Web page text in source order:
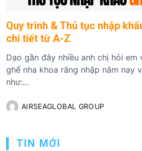
Quy trình & Thủ tục nhập
chi tiết từ A-Z
Dạo gần đây nhiều anh chị hỏi em
ghế nha khoa răng nhập năm nay
như:…
AIRSEAGLOBAL GROUP
TIN MỚI